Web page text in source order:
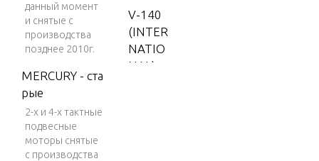
данный момент
и снятые с
производства
позднее 2010г.
MERCURY - ста
рые
2-х и 4-х тактные
подвесные
моторы снятые
с производства
V-140
(INTER
NATIO
NAL)